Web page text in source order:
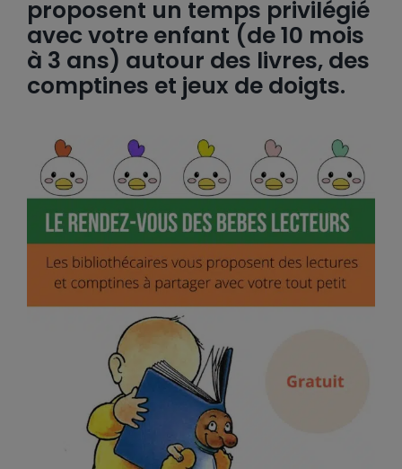
proposent un temps privilégié
avec votre enfant (de 10 mois
à 3 ans) autour des livres, des
comptines et jeux de doigts.